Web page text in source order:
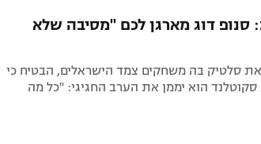
סנופ דוג מארגן לכם "מסיבה שלא
סלטיק בה משחקים צמד הישראלים, הבטיח כי
הוא יממן את הערב החגיגי: "כל מה